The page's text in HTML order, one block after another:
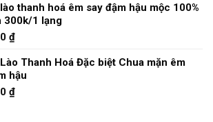
thanh hoá êm say đậm hậu mộc 100%
300k/1 lạng
₫
Thanh Hoá Đặc biệt Chua mặn êm
hậu
₫